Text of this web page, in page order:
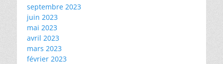
septembre 2023
juin 2023
mai 2023
avril 2023
mars 2023
février 2023